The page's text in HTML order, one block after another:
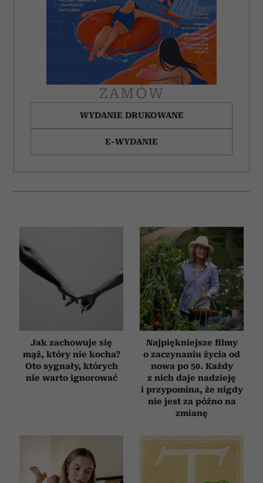
ZAMÓW
WYDANIE DRUKOWANE
E-WYDANIE
Jak zachowuje się
mąż, który nie kocha?
Oto sygnały, których
nie warto ignorować
Najpiękniejsze filmy
o zaczynaniu życia od
nowa po 50. Każdy
z nich daje nadzieję
i przypomina, że nigdy
nie jest za późno na
zmianę